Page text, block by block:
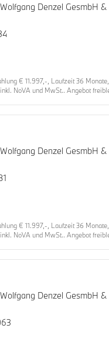
Denzel GesmbH &
€ 11.997,-, Laufzeit 36
NoVA und MwSt.. Angebot
Denzel GesmbH &
€ 11.997,-, Laufzeit 36
NoVA und MwSt.. Angebot
Denzel GesmbH &